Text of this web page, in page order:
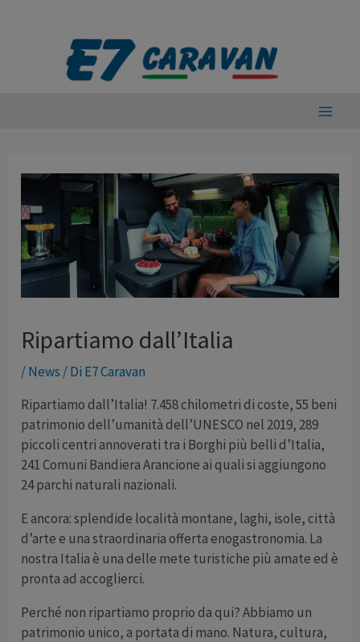
Ripartiamo dall’Italia
/News / Di E7 Caravan
Ripartiamo dall’Italia! 7.458 chilometri di coste, 55 beni
patrimonio dell’umanità dell’UNESCO nel 2019, 289
piccoli centri annoverati tra i Borghi più belli d’Italia,
241 Comuni Bandiera Arancione ai quali si aggiungono
24 parchi naturali nazionali.
E ancora: splendide località montane, laghi, isole, città
d’arte e una straordinaria offerta enogastronomia. La
nostra Italia è una delle mete turistiche più amate ed è
pronta ad accoglierci.
Perché non ripartiamo proprio da qui? Abbiamo un
patrimonio unico, a portata di mano. Natura, cultura,